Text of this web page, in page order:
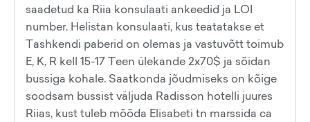
saadetud ka Riia konsulaati ankeedid ja LOI
number. Helistan konsulaati, kus teatatakse et
Tashkendi paberid on olemas ja vastuvõtt toimub
E, K, R kell 15-17 Teen ülekande 2x70$ ja sõidan
bussiga kohale. Saatkonda jõudmiseks on kõige
soodsam bussist väljuda Radisson hotelli juures
Riias, kust tuleb mõõda Elisabeti tn marssida ca